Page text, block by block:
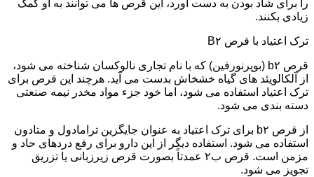
را برای شاد بودن به دست آورد، این قرص ها می توانند به او کمک
زیادی بکنند.
ترک اعتیاد با قرص B۲
قرص b۲ (بوپرنورفین) که با نام تجاری نالوکسان شناخته می شود،
از آلکالویئد های گیاه خشخاش بدست می آید. هرچند این قرص برای
ترک اعتیاد استفاده می شود، اما خود جزء مواد مخدر نیمه صنعتی
دسته بندی می شود.
از قرص b۲ برای ترک اعتیاد به عنوان جایگزین ترامادول و متادون
استفاده می شود. استفاده دیگر از این دارو برای رفع دردهای حاد و
مزمن است. قرص ب۲ عمدتاً بصورت قرص زیرزبانی یا تزریق
تجویز می شود.